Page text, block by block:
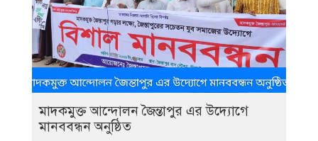
মাদকমুক্ত আন্দোলন জৈন্তাপুর এর উদ্যোগে
মানববন্ধন অনুষ্ঠিত